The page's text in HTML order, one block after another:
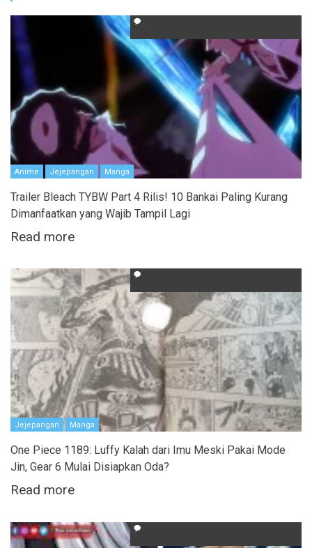
Anime Jejepangan Manga
Trailer Bleach TYBW Part 4 Rilis! 10 Bankai Paling Kurang
Dimanfaatkan yang Wajib Tampil Lagi
Read more
Jejepangan Manga
One Piece 1189: Luffy Kalah dari Imu Meski Pakai Mode
Jin, Gear 6 Mulai Disiapkan Oda?
Read more